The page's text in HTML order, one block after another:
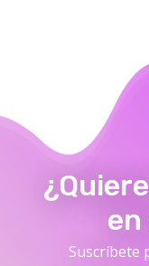
Suscríbete